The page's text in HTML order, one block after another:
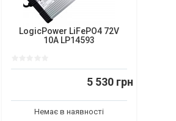
LogicPower LiFePO4 72V
10A LP14593
5 530 грн
Немає в наявності